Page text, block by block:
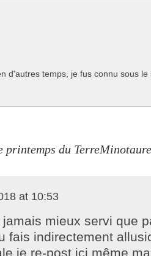
d'aut­res temps, je fus connu sous le
printemps du
at 10:53
mieux servi que
fais indirectement
je re-post ici même